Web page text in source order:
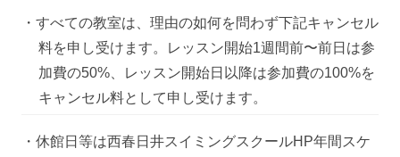
・すべての教室は、理由の如何を問わず下記キャンセル
料を申し受けます。レッスン開始1週間前〜前日は参
加費の50%、レッスン開始日以降は参加費の100%を
キャンセル料として申し受けます。
・休館日等は西春日井スイミングスクールHP年間スケ